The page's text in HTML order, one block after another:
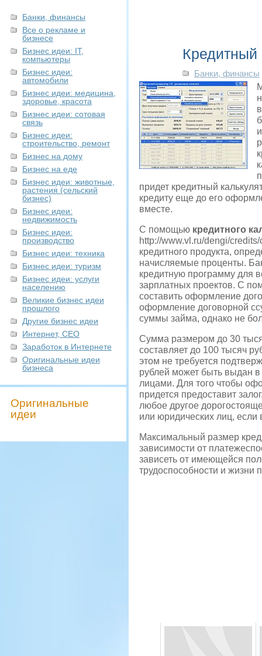
Банки, финансы
Все о рекламе и
бизнесе
Бизнес идеи: IT,
компьютеры
Бизнес идеи:
автомобили
Бизнес идеи: медицина,
здоровье, красота
Бизнес идеи: сотовая
связь
Бизнес идеи:
строительство, ремонт
Бизнес на дому
Бизнес на еде
Бизнес идеи: животные,
растения (сельский
бизнес)
Бизнес идеи:
недвижимость
Бизнес идеи:
производство
Бизнес идеи: техника
Бизнес идеи: туризм
Бизнес идеи: услуги
населению
Великие бизнес идеи
прошлого
Другие бизнес идеи
Интернет, СЕО
Заработок в Интернете
Оригинальные идеи
бизнеса
Оригинальные
идеи
Кредитный
Банки, финансы
придет кредитный
кредиту еще до его
вместе.
С помощью кредитного
http://www.vl.ru/dengi/
кредитного продукта,
начисляемые проценты.
кредитную программу для
зарплатных проектов. С
составить оформление
оформление договорной
суммы займа, однако не
Сумма размером до 30
составляет до 100 тысяч
этом не требуется
рублей может быть выдан
лицами. Для того чтобы
придется предоставит
любое другое
или юридических лиц,
Максимальный размер
зависимости от
зависеть от имеющейся
трудоспособности и жизни